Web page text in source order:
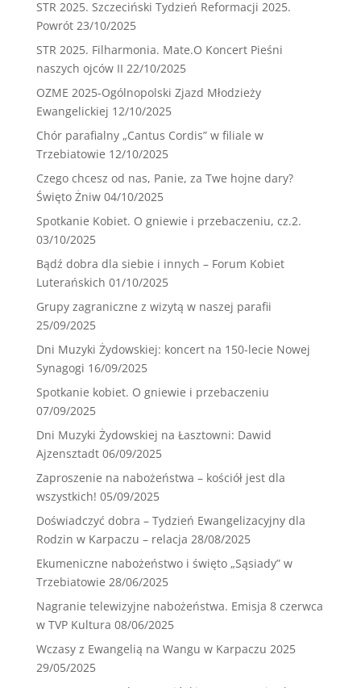
STR 2025. Szczeciński Tydzień Reformacji 2025.
Powrót 23/10/2025
STR 2025. Filharmonia. Mate.O Koncert Pieśni
naszych ojców II 22/10/2025
OZME 2025-Ogólnopolski Zjazd Młodzieży
Ewangelickiej 12/10/2025
Chór parafialny „Cantus Cordis” w filiale w
Trzebiatowie 12/10/2025
Czego chcesz od nas, Panie, za Twe hojne dary?
Święto Żniw 04/10/2025
Spotkanie Kobiet. O gniewie i przebaczeniu, cz.2.
03/10/2025
Bądź dobra dla siebie i innych – Forum Kobiet
Luterańskich 01/10/2025
Grupy zagraniczne z wizytą w naszej parafii
25/09/2025
Dni Muzyki Żydowskiej: koncert na 150-lecie Nowej
Synagogi 16/09/2025
Spotkanie kobiet. O gniewie i przebaczeniu
07/09/2025
Dni Muzyki Żydowskiej na Łasztowni: Dawid
Ajzensztadt 06/09/2025
Zaproszenie na nabożeństwa – kościół jest dla
wszystkich! 05/09/2025
Doświadczyć dobra – Tydzień Ewangelizacyjny dla
Rodzin w Karpaczu – relacja 28/08/2025
Ekumeniczne nabożeństwo i święto „Sąsiady” w
Trzebiatowie 28/06/2025
Nagranie telewizyjne nabożeństwa. Emisja 8 czerwca
w TVP Kultura 08/06/2025
Wczasy z Ewangelią na Wangu w Karpaczu 2025
29/05/2025